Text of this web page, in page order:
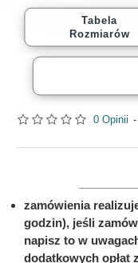
0 Opinii -
Tabela
Rozmiarów
zamówienia
godzin), jeśli
napisz to w
dodatkowych opłat